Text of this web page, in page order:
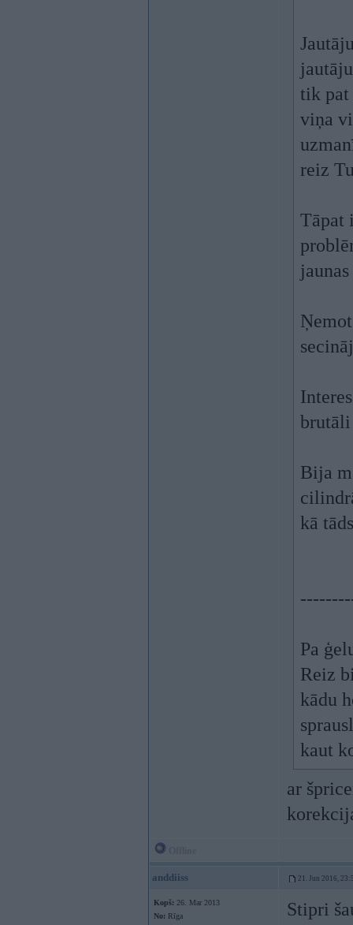
tik pat
viņa
reiz
Tāpat
Bija
kā
Pa
Reiz
kādu
kaut
ar
anddiiss 21. Jun 2016,
Kopš: 26. Mar 2013
No: Rīga
Stipri